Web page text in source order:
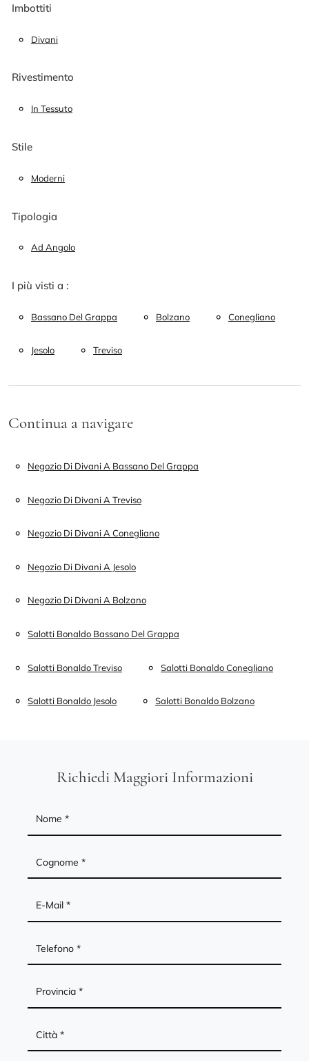
Imbottiti
Divani
Rivestimento
In Tessuto
Stile
Moderni
Tipologia
Ad Angolo
I più visti a :
Bassano Del Grappa Bolzano Conegliano
Jesolo Treviso
Continua a navigare
Negozio Di Divani A Bassano Del Grappa
Negozio Di Divani A Treviso
Negozio Di Divani A Conegliano
Negozio Di Divani A Jesolo
Negozio Di Divani A Bolzano
Salotti Bonaldo Bassano Del Grappa
Salotti Bonaldo Treviso Salotti Bonaldo Conegliano
Salotti Bonaldo Jesolo Salotti Bonaldo Bolzano
Richiedi Maggiori Informazioni